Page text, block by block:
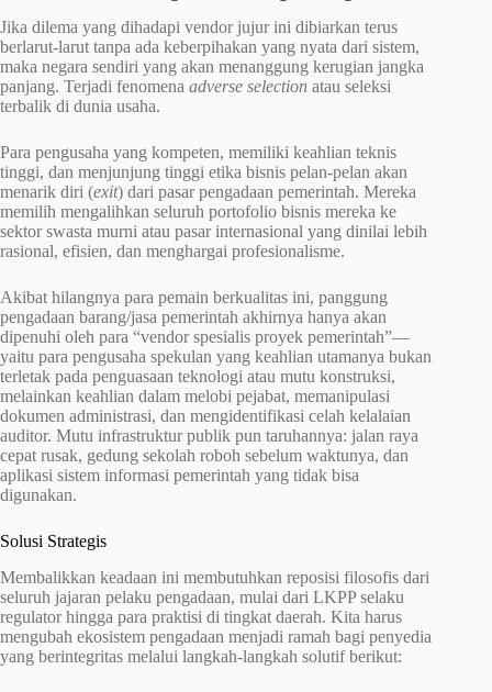
Jika dilema yang dihadapi vendor jujur ini dibiarkan terus
berlarut-larut tanpa ada keberpihakan yang nyata dari sistem,
maka negara sendiri yang akan menanggung kerugian jangka
panjang. Terjadi fenomena adverse selection atau seleksi
terbalik di dunia usaha.
Para pengusaha yang kompeten, memiliki keahlian teknis
tinggi, dan menjunjung tinggi etika bisnis pelan-pelan akan
menarik diri (exit) dari pasar pengadaan pemerintah. Mereka
memilih mengalihkan seluruh portofolio bisnis mereka ke
sektor swasta murni atau pasar internasional yang dinilai lebih
rasional, efisien, dan menghargai profesionalisme.
Akibat hilangnya para pemain berkualitas ini, panggung
pengadaan barang/jasa pemerintah akhirnya hanya akan
dipenuhi oleh para “vendor spesialis proyek pemerintah”—
yaitu para pengusaha spekulan yang keahlian utamanya bukan
terletak pada penguasaan teknologi atau mutu konstruksi,
melainkan keahlian dalam melobi pejabat, memanipulasi
dokumen administrasi, dan mengidentifikasi celah kelalaian
auditor. Mutu infrastruktur publik pun taruhannya: jalan raya
cepat rusak, gedung sekolah roboh sebelum waktunya, dan
aplikasi sistem informasi pemerintah yang tidak bisa
digunakan.
Solusi Strategis
Membalikkan keadaan ini membutuhkan reposisi filosofis dari
seluruh jajaran pelaku pengadaan, mulai dari LKPP selaku
regulator hingga para praktisi di tingkat daerah. Kita harus
mengubah ekosistem pengadaan menjadi ramah bagi penyedia
yang berintegritas melalui langkah-langkah solutif berikut: